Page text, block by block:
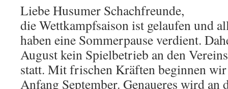
Liebe Husumer Schachfreunde,
die Wettkampfsaison ist gelaufen und
haben eine Sommerpause verdient.
August kein Spielbetrieb an den
statt. Mit frischen Kräften beginnen
Anfang September. Genaueres wird an